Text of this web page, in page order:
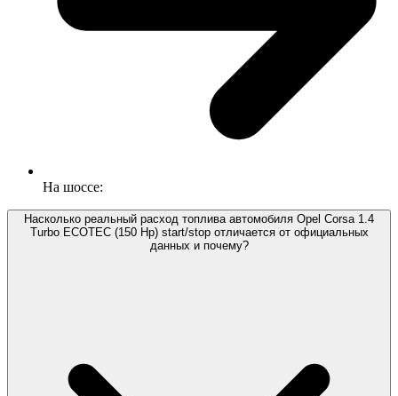
На шоссе:
Насколько реальный расход топлива автомобиля Opel Corsa 1.4
Turbo ECOTEC (150 Hp) start/stop отличается от официальных
данных и почему?